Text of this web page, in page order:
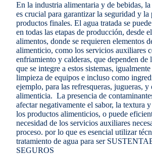
En la industria alimentaria y de bebidas,
es crucial para garantizar la seguridad y la
productos finales. El agua tratada se puede
en todas las etapas de producción, desde
alimentos, donde se requieren elementos
alimenticio, como los servicios auxiliares
enfriamiento y calderas, que dependen de
que se integre a estos sistemas,
limpieza de equipos e incluso como
ejemplo, para las refresqueras, jugueras, y
alimenticia. La presencia de
afectar negativamente el sabor, la textura
los productos alimenticios, o puede
necesidad de los servicios auxiliares
proceso. por lo que es esencial utilizar
tratamiento de agua para ser
SEGUROS